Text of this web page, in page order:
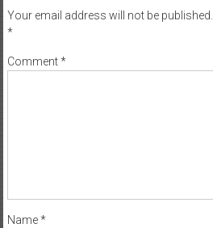
Your email address will not be published.
*
Comment*
Name*